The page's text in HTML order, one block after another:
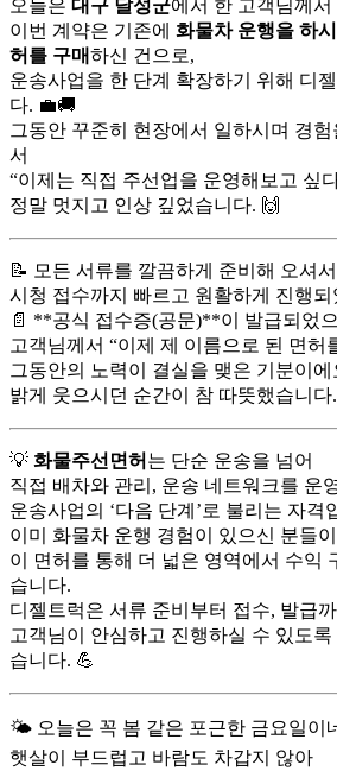
오늘은 대구 달성군에서 한 고객님께
이번 계약은 기존에 화물차 운행을 하
허를 구매하신 건으로,
운송사업을 한 단계 확장하기 위해 디
다. 💼🚚
그동안 꾸준히 현장에서 일하시며 경험
서
“이제는 직접 주선업을 운영해보고 싶
정말 멋지고 인상 깊었습니다. 🙌
📝 모든 서류를 깔끔하게 준비해 오셔서
시청 접수까지 빠르고 원활하게 진행되
📄 **공식 접수증(공문)**이 발급되었
고객님께서 “이제 제 이름으로 된 면허
그동안의 노력이 결실을 맺은 기분이에
밝게 웃으시던 순간이 참 따뜻했습니다
💡 화물주선면허 는 단순 운송을 넘어
직접 배차와 관리, 운송 네트워크를 운
운송사업의 ‘다음 단계’로 불리는 자격
이미 화물차 운행 경험이 있으신 분들
이 면허를 통해 더 넓은 영역에서 수익
습니다.
디젤트럭은 서류 준비부터 접수, 발급까
고객님이 안심하고 진행하실 수 있도
습니다. 💪
🌤 오늘은 꼭 봄 같은 포근한 금요일이
햇살이 부드럽고 바람도 차갑지 않아